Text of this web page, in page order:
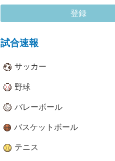
登録
試合速報
サッカー
野球
バレーボール
バスケットボール
テニス